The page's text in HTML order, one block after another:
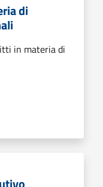
di
in materia di